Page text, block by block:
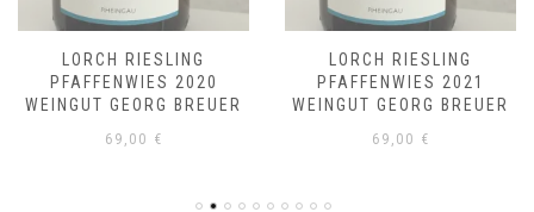
LORCH RIESLING
PFAFFENWIES 2020
WEINGUT GEORG BREUER
69,00 €
LORCH RIESLING
PFAFFENWIES 2021
WEINGUT GEORG BREUER
69,00 €